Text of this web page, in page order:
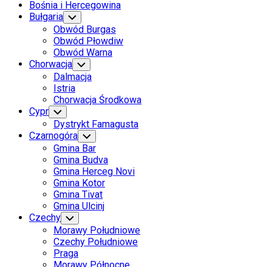
Bośnia i Hercegowina
Bułgaria Toggle
Child
Menu
Obwód Burgas
Obwód Płowdiw
Obwód Warna
Chorwacja Toggle
Child
Menu
Dalmacja
Istria
Chorwacja Środkowa
Cypr Toggle
Child
Menu
Dystrykt Famagusta
Czarnogóra Toggle
Child
Menu
Gmina Bar
Gmina Budva
Gmina Herceg Novi
Gmina Kotor
Gmina Tivat
Gmina Ulcinj
Czechy Toggle
Child
Menu
Morawy Południowe
Czechy Południowe
Praga